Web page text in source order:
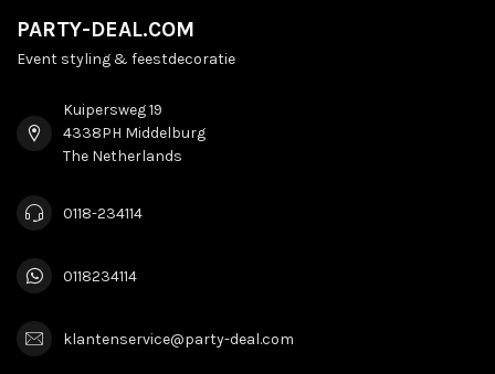
PARTY-DEAL.COM
Event styling & feestdecoratie
Kuipersweg 19
4338PH Middelburg
The Netherlands
0118-234114
0118234114
klantenservice@party-deal.com